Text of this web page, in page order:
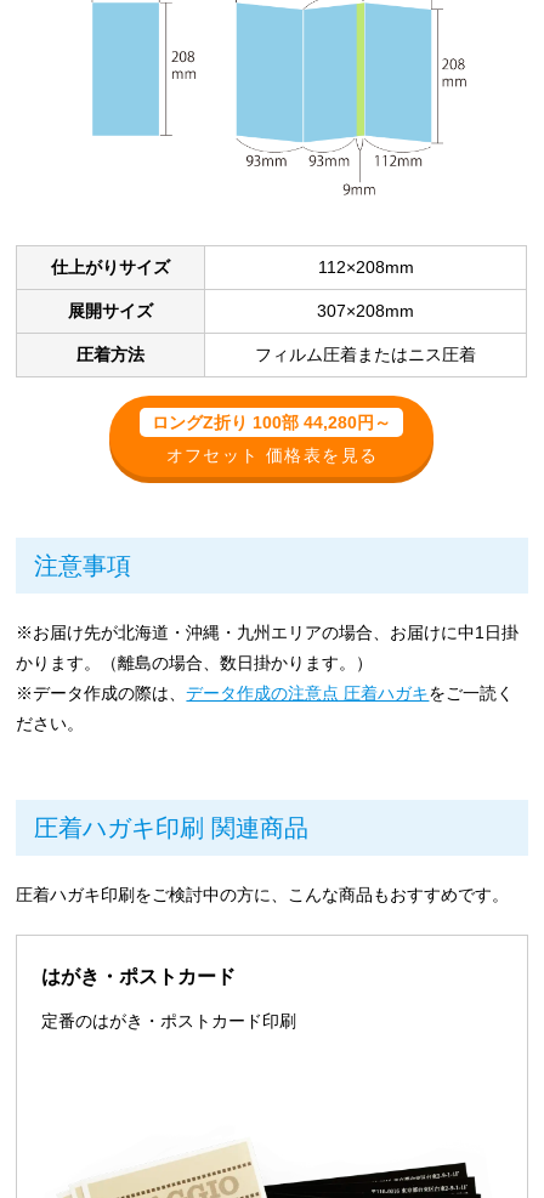
仕上がりサイズ 112×208mm
展開サイズ 307×208mm
圧着方法 フィルム圧着またはニス圧着
ロングZ折り 100部 44,280円～
オフセット 価格表を見る
注意事項
※お届け先が北海道・沖縄・九州エリアの場合、お届けに中1日掛
かります。（離島の場合、数日掛かります。）
※データ作成の際は、データ作成の注意点 圧着ハガキをご一読く
ださい。
圧着ハガキ印刷 関連商品
圧着ハガキ印刷をご検討中の方に、こんな商品もおすすめです。
はがき・ポストカード
定番のはがき・ポストカード印刷